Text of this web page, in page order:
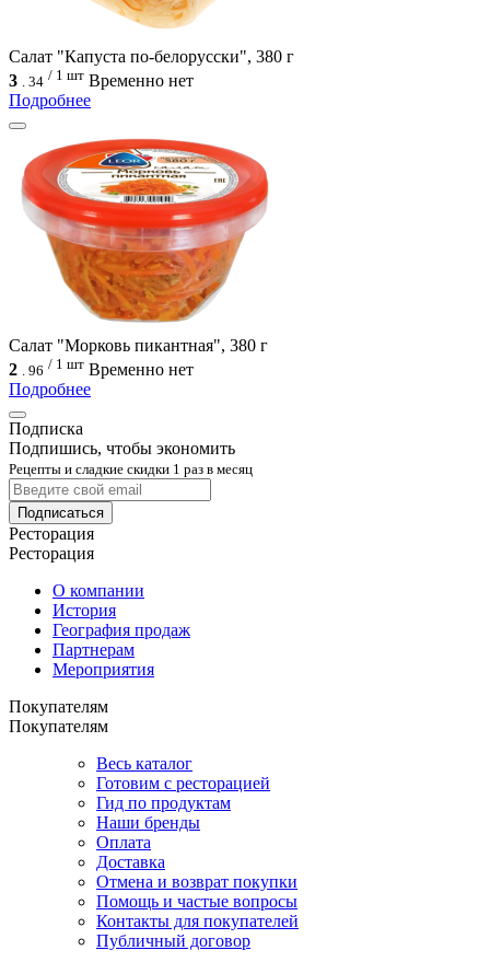
Салат "Капуста по-белорусски", 380 г
3
34 / 1 шт Временно нет
Подробнее
Салат "Морковь пикантная", 380 г
2 . 96 / 1 шт Временно нет
Подробнее
Подписка
Подпишись, чтобы экономить
Рецепты и сладкие скидки 1 раз в месяц
Подписаться
Ресторация
Ресторация
О компании
История
География продаж
Партнерам
Мероприятия
Покупателям
Покупателям
Весь каталог
Готовим с ресторацией
Гид по продуктам
Наши бренды
Оплата
Доставка
Отмена и возврат покупки
Помощь и частые вопросы
Контакты для покупателей
Публичный договор